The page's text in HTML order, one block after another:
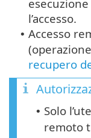
l’accesso.
• Accesso
recupero
• Solo
remoto